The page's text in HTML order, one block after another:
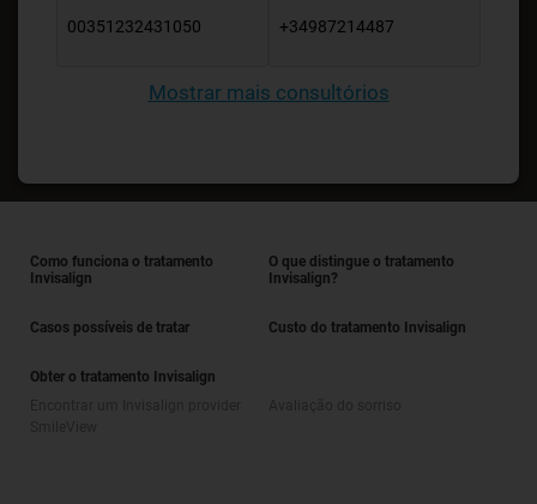
00351232431050
+34987214487
Mostrar mais consultórios
Como funciona o tratamento
Invisalign
O que distingue o tratamento
Invisalign?
Casos possíveis de tratar Custo do tratamento Invisalign
Obter o tratamento Invisalign